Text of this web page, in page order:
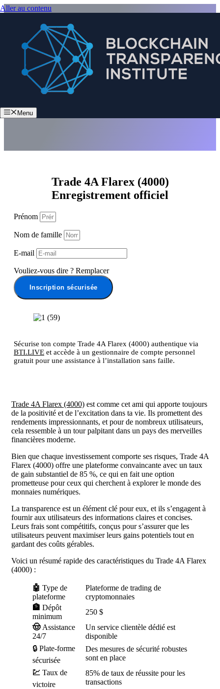
Aller au contenu
Menu
Trade 4A Flarex (4000)
Enregistrement officiel
Sécurise ton compte Trade 4A Flarex (4000) authentique via
BTI.LIVE et accède à un gestionnaire de compte personnel
gratuit pour une assistance à l’installation sans faille.
Prénom
Nom de famille
E-mail
Vouliez-vous dire ? Remplacer
Inscription sécurisée
Trade 4A Flarex (4000) est comme cet ami qui apporte toujours
de la positivité et de l’excitation dans ta vie. Ils promettent des
rendements impressionnants, et pour de nombreux utilisateurs,
cela ressemble à un tour palpitant dans un pays des merveilles
financières moderne.
Bien que chaque investissement comporte ses risques, Trade 4A
Flarex (4000) offre une plateforme convaincante avec un taux
de gain substantiel de 85 %, ce qui en fait une option
prometteuse pour ceux qui cherchent à explorer le monde des
monnaies numériques.
La transparence est un élément clé pour eux, et ils s’engagent à
fournir aux utilisateurs des informations claires et concises.
Leurs frais sont compétitifs, conçus pour s’assurer que les
utilisateurs peuvent maximiser leurs gains potentiels tout en
gardant des coûts gérables.
Voici un résumé rapide des caractéristiques du Trade 4A Flarex
(4000) :
🤖 Type de
plateforme
Plateforme de trading de
cryptomonnaies
🏦 Dépôt
minimum
250 $
🤠 Assistance
24/7
Un service clientèle dédié est
disponible
🔒 Plate-forme
sécurisée
Des mesures de sécurité robustes
sont en place
💹 Taux de
victoire
85% de taux de réussite pour les
transactions